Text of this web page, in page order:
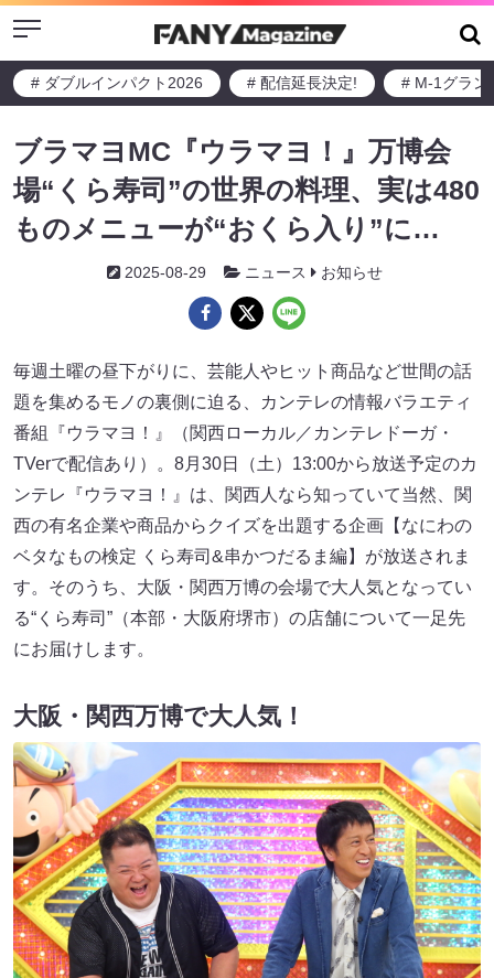
Menu
# ダブルインパクト2026 # 配信延長決定! # M-1グラン
ブラマヨMC『ウラマヨ！』万博会
場“くら寿司”の世界の料理、実は480
ものメニューが“おくら入り”に…
2025-08-29 ニュース お知らせ
毎週土曜の昼下がりに、芸能人やヒット商品など世間の話
題を集めるモノの裏側に迫る、カンテレの情報バラエティ
番組『ウラマヨ！』（関西ローカル／カンテレドーガ・
TVerで配信あり）。8月30日（土）13:00から放送予定のカ
ンテレ『ウラマヨ！』は、関西人なら知っていて当然、関
西の有名企業や商品からクイズを出題する企画【なにわの
ベタなもの検定 くら寿司&串かつだるま編】が放送されま
す。そのうち、大阪・関西万博の会場で大人気となってい
る“くら寿司”（本部・大阪府堺市）の店舗について一足先
にお届けします。
大阪・関西万博で大人気！